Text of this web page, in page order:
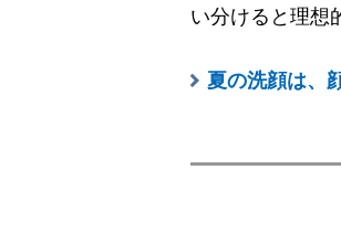
い分けると理想
夏の洗顔は、